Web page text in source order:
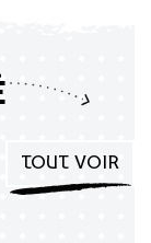
TOUT VOIR